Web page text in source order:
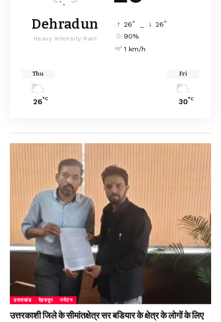
Dehradun
Heavy Intensity Rain
26° 26°
90%
1 km/h
Thu
26°C
Fri
30°C
उत्तराखंड देहरादून पर्यटन
उत्तरकाशी जिले के सीमांतक्षेत्र सर बडियार के क्षेत्र के लोगों के लिए